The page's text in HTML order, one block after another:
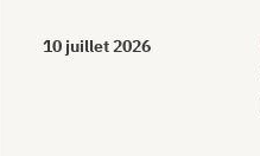
10 juillet 2026